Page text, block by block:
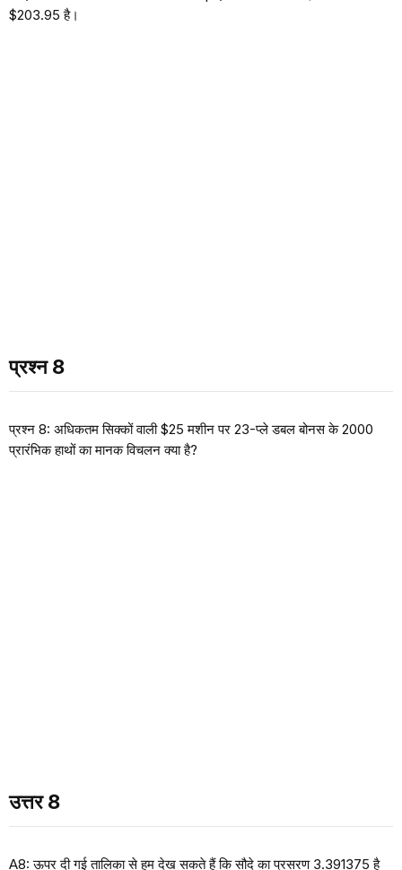
$203.95 है।
प्रश्न 8
प्रश्न 8: अधिकतम सिक्कों वाली $25 मशीन पर 23-प्ले डबल बोनस के 2000
प्रारंभिक हाथों का मानक विचलन क्या है?
उत्तर 8
A8: ऊपर दी गई तालिका से हम देख सकते हैं कि सौदे का प्रसरण 3.391375 है